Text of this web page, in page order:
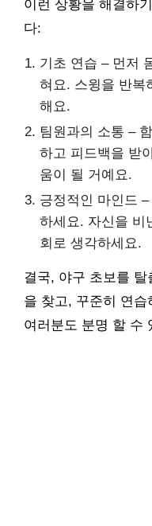
이런 상황을 해결하
다:
기초 연습 – 먼저
혀요. 스윙을 반복
해요.
팀원과의 소통 –
하고 피드백을 받
움이 될 거예요.
긍정적인 마인드
하세요. 자신을 비
회로 생각하세요.
결국, 야구 초보를
을 찾고, 꾸준히 연
여러분도 분명 할 수